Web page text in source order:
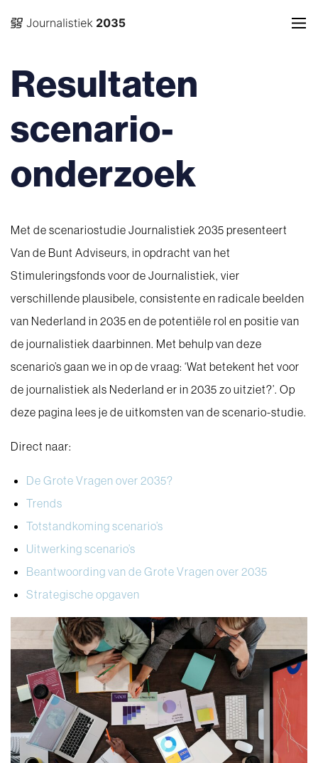
Resultaten
scenario-
onderzoek
Met de scenariostudie Journalistiek 2035 presenteert
Van de Bunt Adviseurs, in opdracht van het
Stimuleringsfonds voor de Journalistiek, vier
verschillende plausibele, consistente en radicale beelden
van Nederland in 2035 en de potentiële rol en positie van
de journalistiek daarbinnen. Met behulp van deze
scenario’s gaan we in op de vraag: ‘Wat betekent het voor
de journalistiek als Nederland er in 2035 zo uitziet?’. Op
deze pagina lees je de uitkomsten van de scenario-studie.
Direct naar:
De Grote Vragen over 2035?
Trends
Totstandkoming scenario’s
Uitwerking scenario’s
Beantwoording van de Grote Vragen over 2035
Strategische opgaven